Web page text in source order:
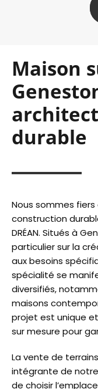
Maison
durable
Nous sommes
construction
DRÉAN. Situés à
particulier sur la
aux besoins
spécialité se
diversifiés,
maisons
projet est unique
sur mesure pour
La vente de
intégrante de
de choisir